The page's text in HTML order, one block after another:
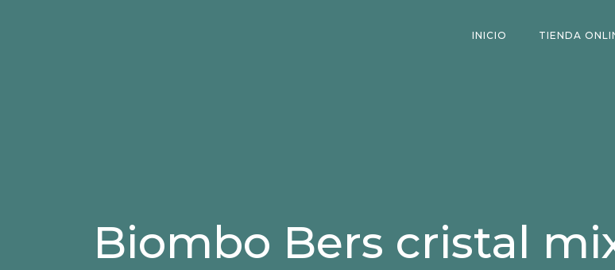
INICIO TIENDA
Biombo Bers cristal